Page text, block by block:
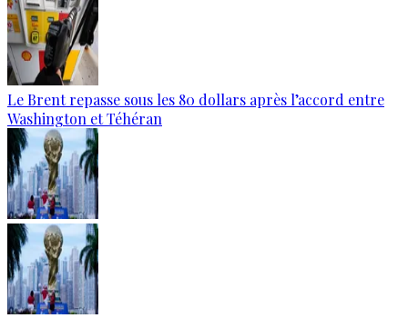
Le Brent repasse sous les 80 dollars après l’accord entre
Washington et Téhéran